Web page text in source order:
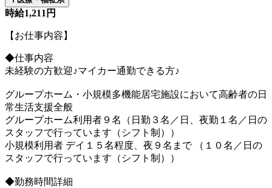
時給1,211円
【お仕事内容】
◆仕事内容
未経験の方歓迎♪マイカー通勤できる方♪
グループホーム・小規模多機能居宅施設において高齢者の日
常生活支援全般
グループホーム利用者９名（日勤３名／日、夜勤１名／日の
スタッフで行っています（シフト制））
小規模利用者 デイ１５名程度、夜９名まで （１０名／日の
スタッフで行っています（シフト制））
◆勤務時間詳細